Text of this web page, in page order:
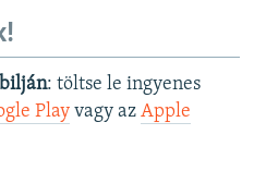
: töltse le ingyenes
Playvagy az Apple